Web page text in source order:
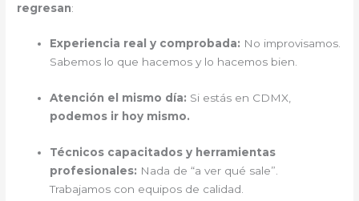
regresan:
Experiencia real y comprobada: No improvisamos.
Sabemos lo que hacemos y lo hacemos bien.
Atención el mismo día: Si estás en CDMX,
podemos ir hoy mismo.
Técnicos capacitados y herramientas
profesionales: Nada de “a ver qué sale”.
Trabajamos con equipos de calidad.